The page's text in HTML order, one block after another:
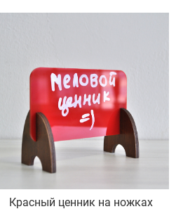
Красный ценник на ножках